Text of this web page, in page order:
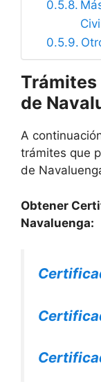
Trámites
de
A
trámites que
de
Obtener
Navaluenga: